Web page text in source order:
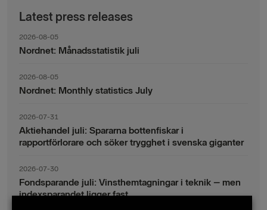
Latest press releases
2026-08-05
Nordnet: Månadsstatistik juli
2026-08-05
Nordnet: Monthly statistics July
2026-07-31
Aktiehandel juli: Spararna bottenfiskar i
rapportförlorare och söker trygghet i svenska giganter
2026-07-30
Fondsparande juli: Vinsthemtagningar i teknik – men
indexsparandet ligger fast